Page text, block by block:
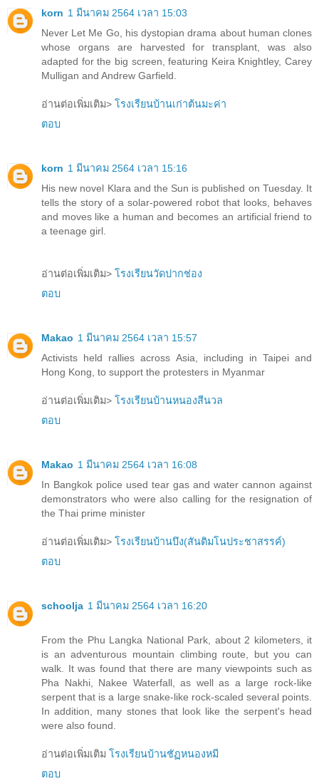
korn 1 มีนาคม 2564 เวลา 15:03
Never Let Me Go, his dystopian drama about human clones
whose organs are harvested for transplant, was also
adapted for the big screen, featuring Keira Knightley, Carey
Mulligan and Andrew Garfield.
อ่านต่อเพิ่มเติม> โรงเรียนบ้านเก่าต้นมะค่า
ตอบ
korn 1 มีนาคม 2564 เวลา 15:16
His new novel Klara and the Sun is published on Tuesday. It
tells the story of a solar-powered robot that looks, behaves
and moves like a human and becomes an artificial friend to
a teenage girl.
อ่านต่อเพิ่มเติม> โรงเรียนวัดปากช่อง
ตอบ
Makao 1 มีนาคม 2564 เวลา 15:57
Activists held rallies across Asia, including in Taipei and
Hong Kong, to support the protesters in Myanmar
อ่านต่อเพิ่มเติม> โรงเรียนบ้านหนองสีนวล
ตอบ
Makao 1 มีนาคม 2564 เวลา 16:08
In Bangkok police used tear gas and water cannon against
demonstrators who were also calling for the resignation of
the Thai prime minister
อ่านต่อเพิ่มเติม> โรงเรียนบ้านบึง(สันติมโนประชาสรรค์)
ตอบ
schoolja 1 มีนาคม 2564 เวลา 16:20
From the Phu Langka National Park, about 2 kilometers, it
is an adventurous mountain climbing route, but you can
walk. It was found that there are many viewpoints such as
Pha Nakhi, Nakee Waterfall, as well as a large rock-like
serpent that is a large snake-like rock-scaled several points.
In addition, many stones that look like the serpent's head
were also found.
อ่านต่อเพิ่มเติม โรงเรียนบ้านชัฏหนองหมี
ตอบ